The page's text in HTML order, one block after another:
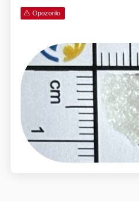
Opozorilo